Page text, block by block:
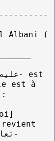
Albani (
est à
exclusivement à Allah - تعالى-